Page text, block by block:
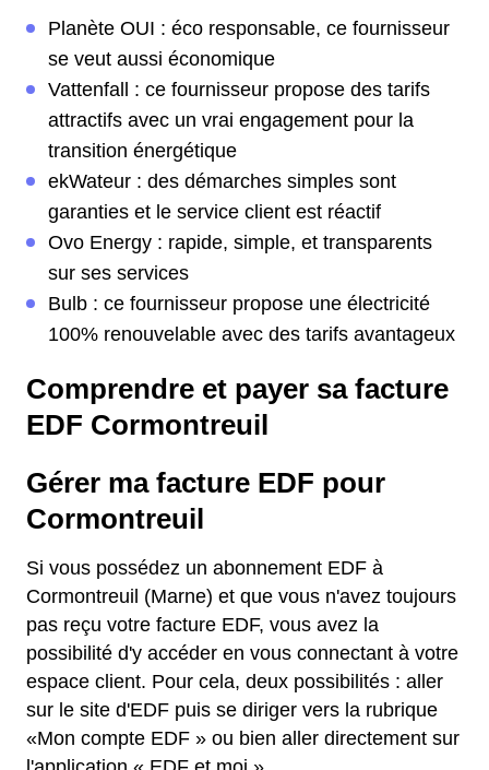
Planète OUI : éco responsable, ce fournisseur
se veut aussi économique
Vattenfall : ce fournisseur propose des tarifs
attractifs avec un vrai engagement pour la
transition énergétique
ekWateur : des démarches simples sont
garanties et le service client est réactif
Ovo Energy : rapide, simple, et transparents
sur ses services
Bulb : ce fournisseur propose une électricité
100% renouvelable avec des tarifs avantageux
Comprendre et payer sa facture
EDF Cormontreuil
Gérer ma facture EDF pour
Cormontreuil
Si vous possédez un abonnement EDF à
Cormontreuil (Marne) et que vous n'avez toujours
pas reçu votre facture EDF, vous avez la
possibilité d'y accéder en vous connectant à votre
espace client. Pour cela, deux possibilités : aller
sur le site d'EDF puis se diriger vers la rubrique
«Mon compte EDF » ou bien aller directement sur